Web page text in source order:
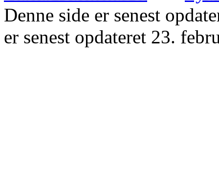
Denne side er senest
er senest opdateret 23.